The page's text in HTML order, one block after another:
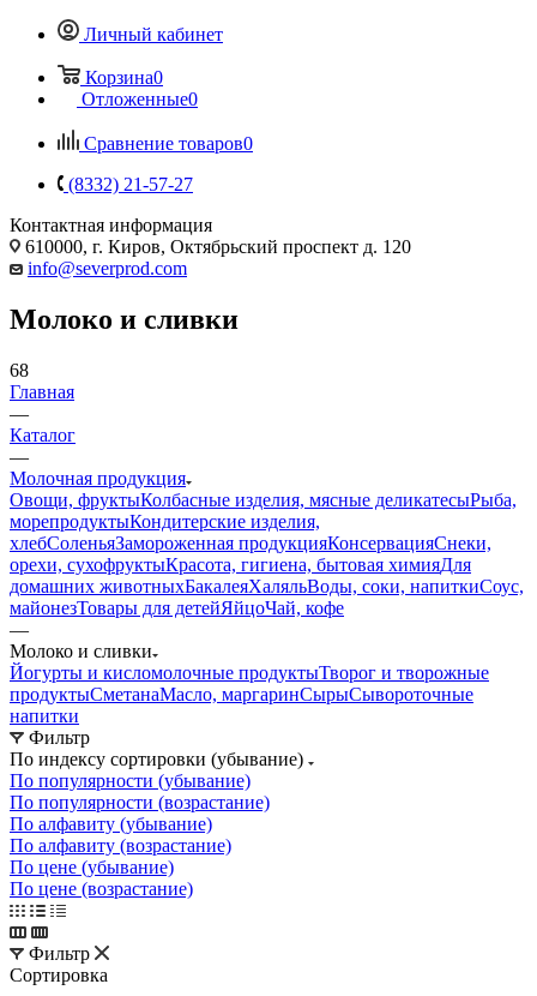
Личный кабинет
Корзина0
Отложенные0
Сравнение товаров0
(8332) 21-57-27
Контактная информация
610000, г. Киров, Октябрьский проспект д. 120
info@severprod.com
Молоко и сливки
68
Главная
—
Каталог
—
Молочная продукция
Овощи, фруктыКолбасные изделия, мясные деликатесыРыба,
морепродуктыКондитерские изделия,
хлебСоленьяЗамороженная продукцияКонсервацияСнеки,
орехи, сухофруктыКрасота, гигиена, бытовая химияДля
домашних животныхБакалеяХаляльВоды, соки, напиткиСоус,
майонезТовары для детейЯйцоЧай, кофе
—
Молоко и сливки
Йогурты и кисломолочные продуктыТворог и творожные
продуктыСметанаМасло, маргаринСырыСывороточные
напитки
Фильтр
По индексу сортировки (убывание)
По популярности (убывание)
По популярности (возрастание)
По алфавиту (убывание)
По алфавиту (возрастание)
По цене (убывание)
По цене (возрастание)
Фильтр
Сортировка